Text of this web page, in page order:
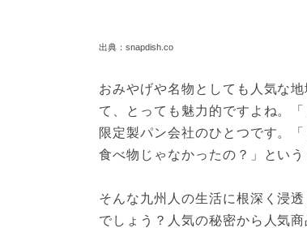
出典：snapdish.co
おみやげや名物としても人気な
て、とっても魅力的ですよね。
限定製パン会社のひとつです。
食べ物じゃなかったの？」とい
そんな九州人の生活に根深く浸
でしょう？人気の秘密から人気